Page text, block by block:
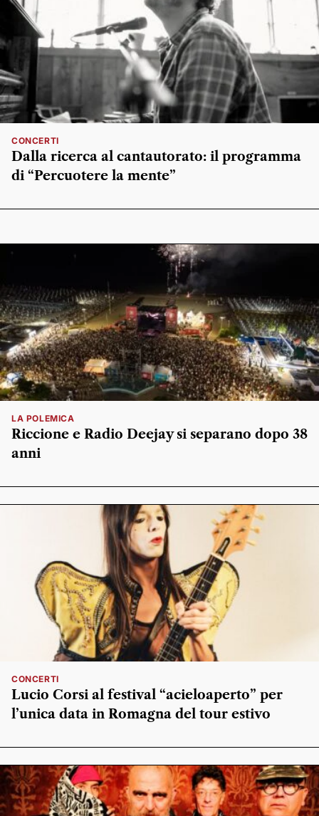
CONCERTI
Dalla ricerca al cantautorato: il programma
di “Percuotere la mente”
LA POLEMICA
Riccione e Radio Deejay si separano dopo 38
anni
CONCERTI
Lucio Corsi al festival “acieloaperto” per
l’unica data in Romagna del tour estivo